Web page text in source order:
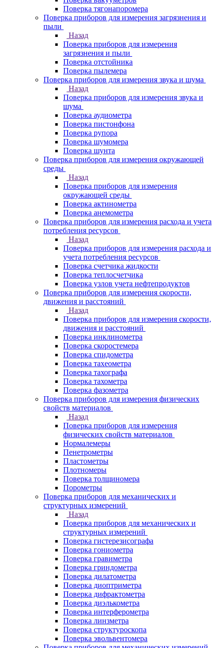
Поверка тягонапоромера
Поверка приборов для измерения загрязнения и
пыли
Назад
Поверка приборов для измерения
загрязнения и пыли
Поверка отстойника
Поверка пылемера
Поверка приборов для измерения звука и шума
Назад
Поверка приборов для измерения звука и
шума
Поверка аудиометра
Поверка пистонфона
Поверка рупора
Поверка шумомера
Поверка шунта
Поверка приборов для измерения окружающей
среды
Назад
Поверка приборов для измерения
окружающей среды
Поверка актинометра
Поверка анемометра
Поверка приборов для измерения расхода и учета
потребления ресурсов
Назад
Поверка приборов для измерения расхода и
учета потребления ресурсов
Поверка счетчика жидкости
Поверка теплосчетчика
Поверка узлов учета нефтепродуктов
Поверка приборов для измерения скорости,
движения и расстояний
Назад
Поверка приборов для измерения скорости,
движения и расстояний
Поверка инклинометра
Поверка скоростемера
Поверка спидометра
Поверка тахеометра
Поверка тахографа
Поверка тахометра
Поверка фазометра
Поверка приборов для измерения физических
свойств материалов
Назад
Поверка приборов для измерения
физических свойств материалов
Нормалемеры
Пенетрометры
Пластометры
Плотномеры
Поверка толщиномера
Порометры
Поверка приборов для механических и
структурных измерений
Назад
Поверка приборов для механических и
структурных измерений
Поверка гистерезисографа
Поверка гониометра
Поверка гравиметра
Поверка гриндометра
Поверка дилатометра
Поверка диоптриметра
Поверка дифрактометра
Поверка диэлькометра
Поверка интерферометра
Поверка линзметра
Поверка структуроскопа
Поверка эвольвентомера